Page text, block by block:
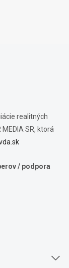
realitných
SR, ktorá
/ podpora